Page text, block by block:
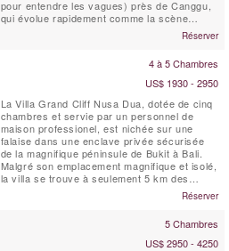
pour entendre les vagues) près de Canggu,
qui évolue rapidement comme la scène
complexe Villa Canggu est divisé en deux
louées conjointement ou indépendamment :
Réserver
4 à 5 Chambres
US$ 1930 - 2950
La Villa Grand Cliff Nusa Dua, dotée de cinq
chambres et servie par un personnel de
maison professionel, est nichée sur une
falaise dans une enclave privée sécurisée
de la magnifique péninsule de Bukit à Bali.
Malgré son emplacement magnifique et isolé,
la villa se trouve à seulement 5 km des
commerces, des restaurants, du golf et des
activités nautiques de Nusa Dua, qui sont
voiture et au chauffeur gratuits de la villa.
Réserver
5 Chambres
US$ 2950 - 4250